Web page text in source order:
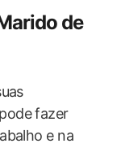
de
fazer
e na